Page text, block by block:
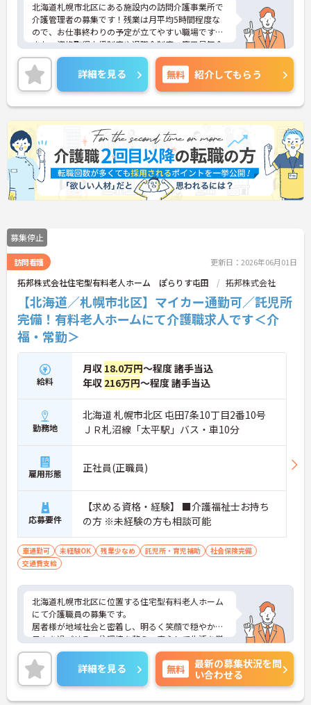
北海道札幌市北区にある施設内の訪問介護事業所で
介護管理者の募集です！残業は月平均5時間程度な
ので、お仕事終わりの予定が立てやすい職場です◎
また、資格取得支援制度や退職金制度、慶弔見舞金
制度など福利厚生も充実しており、長く働きやすい
環境が整っています♪ご興味のある方は面接ポイン
トをお伝えしますので、お気軽にご連絡ください！
詳細を見る 無料 紹介してもらう
募集停止
訪問看護 更新日：2026年06月01日
拓邦株式会社住宅型有料老人ホーム ぽらりす屯田 拓邦株式会社
【北海道／札幌市北区】マイカー通勤可／託児所
完備！有料老人ホームにて介護職求人です＜介
福・常勤＞
給料
月収 18.0万円～程度 諸手当込
年収 216万円～程度 諸手当込
勤務地
北海道 札幌市北区 屯田7条10丁目2番10号
ＪＲ札沼線「太平駅」バス・車10分
雇用形態 正社員(正職員)
応募要件
【求める資格・経験】 ■介護福祉士お持ち
の方 ※未経験の方も相談可能
車通勤可 未経験OK 残業少なめ 託児所・育児補助
社会保険完備
交通費支給
北海道札幌市北区に位置する住宅型有料老人ホーム
にて介護職員の募集です。
居者様が地域社会と密着し、明るく笑顔で穏やかに
日々を過ごせる、住環境を整え、安心して生活を営
めるように支援することに努める施設にて勤務しま
せんか？
ご興味のある方には、面接対策ポイントなど、さら
に詳細をお話しいたしますので、お気軽にご相談く
ださい。
詳細を見る 無料
最新の募集状況を問
い合わせる